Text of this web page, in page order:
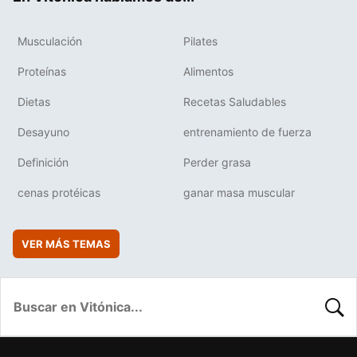
Musculación Pilates
Proteínas Alimentos
Dietas Recetas Saludables
Desayuno entrenamiento de fuerza
Definición Perder grasa
cenas protéicas ganar masa muscular
VER MÁS TEMAS